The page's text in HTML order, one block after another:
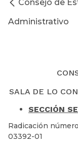
Consejo de
Administrativo
SALA DE LO
SECCIÓN
Radicación
03392-01